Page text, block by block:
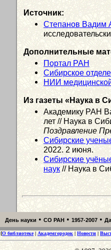
Источник:
Степанов Вадим
Дополнительные
Портал РАН
Сибирское
НИИ
Из газеты «Наука в
Академику РАН
лет // Наука в
Поздравление
Сибирские
2022. 2 июня.
Сибирские
наук// Наука в
День науки • СО РАН • 1957-2007 •
[О библиотеке| Академгородок| Новости |